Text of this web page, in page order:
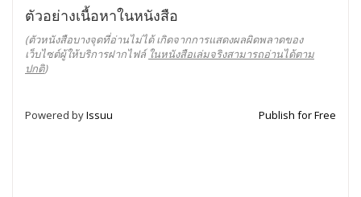
ตัวอย่างเนื้อหาในหนังสือ
(ตัวหนังสือบางจุดที่อ่านไม่ได้ เกิดจากการแสดงผลผิดพลาดของ
เว็บไซต์ผู้ให้บริการฝากไฟล์ ในหนังสือเล่มจริงสามารถอ่านได้ตาม
ปกติ)
Powered byIssuu Publish for Free